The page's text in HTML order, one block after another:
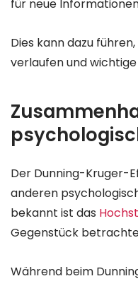
für neue
Dies kann dazu
verlaufen und
Der Dunning-Kruger-
anderen
bekannt ist das
Gegenstück
Während beim